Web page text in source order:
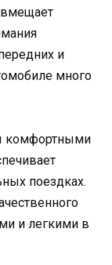
и
много
комфортными
поездках.
и легкими в